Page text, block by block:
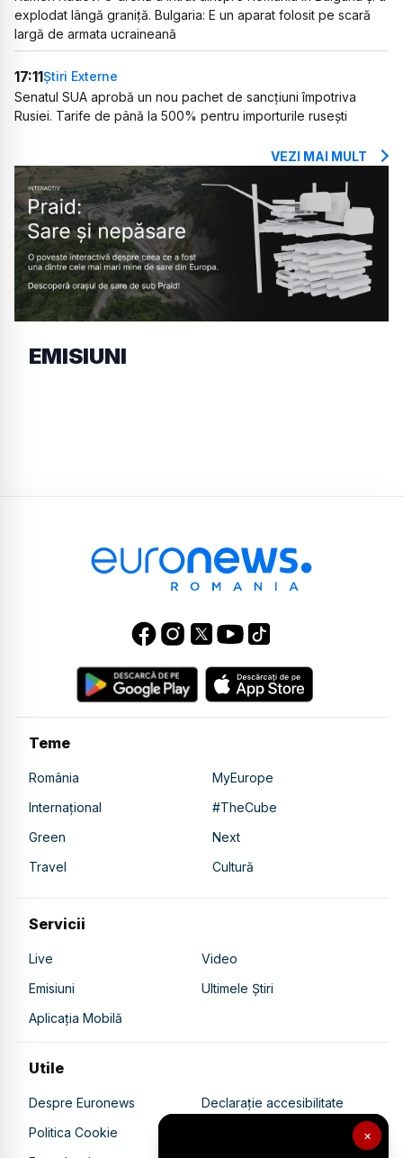
×
explodat lângă graniță. Bulgaria: E un aparat folosit pe scară
largă de armata ucraineană
17:11Știri Externe
Senatul SUA aprobă un nou pachet de sancțiuni împotriva
Rusiei. Tarife de până la 500% pentru importurile rusești
VEZI MAI MULT
EMISIUNI
Teme
România
MyEurope
Internațional
#TheCube
Green
Next
Travel
Cultură
Servicii
Live
Video
Emisiuni
Ultimele Știri
Aplicația Mobilă
Utile
Despre Euronews
Declarație accesibilitate
Politica Cookie
Politica de confidențialitate